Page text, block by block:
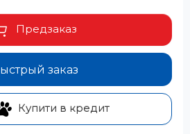
заказ
Предзаказ
Купити в кредит